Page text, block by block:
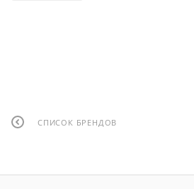
СПИСОК БРЕНДОВ